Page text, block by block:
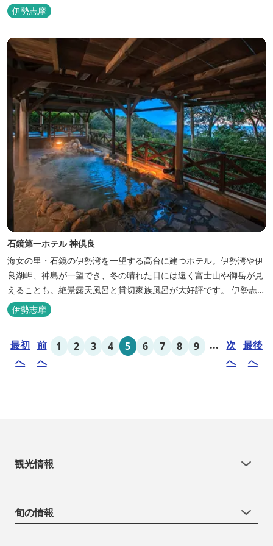
伊勢志摩
石鏡第一ホテル 神倶良
海女の里・石鏡の伊勢湾を一望する高台に建つホテル。伊勢湾や伊
良湖岬、神島が一望でき、冬の晴れた日には遠く富士山や御岳が見
えることも。絶景露天風呂と貸切家族風呂が大好評です。 伊勢志摩
の新鮮な海の幸をふんだんに使った味覚自慢の人情味あふれる温泉
宿です。
伊勢志摩
最初
へ
前
へ
1 2 3 4 5 6 7 8 9 ...
次
へ
最後
へ
観光情報
旬の情報